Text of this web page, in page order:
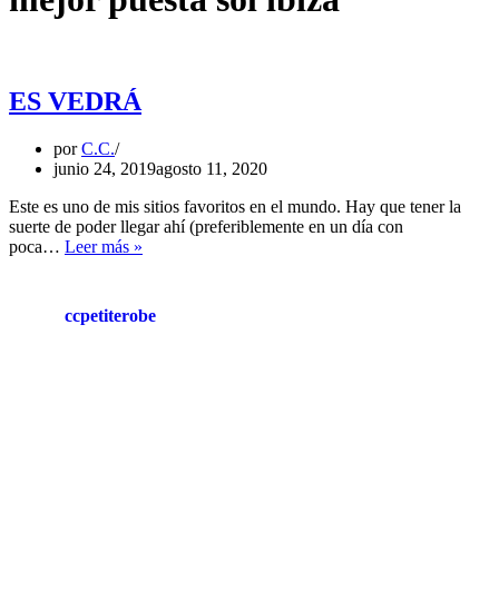
ES VEDRÁ
porC.C.
junio 24, 2019agosto 11, 2020
Este es uno de mis sitios favoritos en el mundo. Hay que tener la
suerte de poder llegar ahí (preferiblemente en un día con
poca… Leer más »
ccpetiterobe